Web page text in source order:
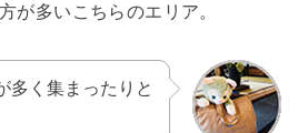
が多いこちらのエリア。
多く集まったりと